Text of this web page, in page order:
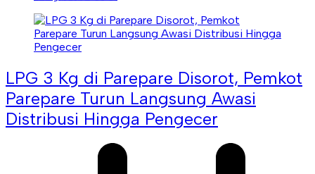
LPG 3 Kg di Parepare Disorot, Pemkot
Parepare Turun Langsung Awasi
Distribusi Hingga Pengecer